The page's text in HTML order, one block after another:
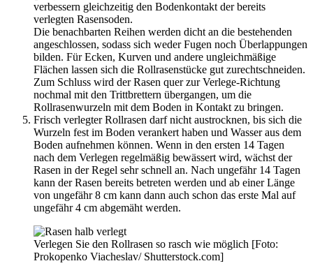
verbessern gleichzeitig den Bodenkontakt der bereits
verlegten Rasensoden.
Die benachbarten Reihen werden dicht an die bestehenden
angeschlossen, sodass sich weder Fugen noch Überlappungen
bilden. Für Ecken, Kurven und andere ungleichmäßige
Flächen lassen sich die Rollrasenstücke gut zurechtschneiden.
Zum Schluss wird der Rasen quer zur Verlege-Richtung
nochmal mit den Trittbrettern übergangen, um die
Rollrasenwurzeln mit dem Boden in Kontakt zu bringen.
Frisch verlegter Rollrasen darf nicht austrocknen, bis sich die
Wurzeln fest im Boden verankert haben und Wasser aus dem
Boden aufnehmen können. Wenn in den ersten 14 Tagen
nach dem Verlegen regelmäßig bewässert wird, wächst der
Rasen in der Regel sehr schnell an. Nach ungefähr 14 Tagen
kann der Rasen bereits betreten werden und ab einer Länge
von ungefähr 8 cm kann dann auch schon das erste Mal auf
ungefähr 4 cm abgemäht werden.
Verlegen Sie den Rollrasen so rasch wie möglich [Foto:
Prokopenko Viacheslav/ Shutterstock.com]